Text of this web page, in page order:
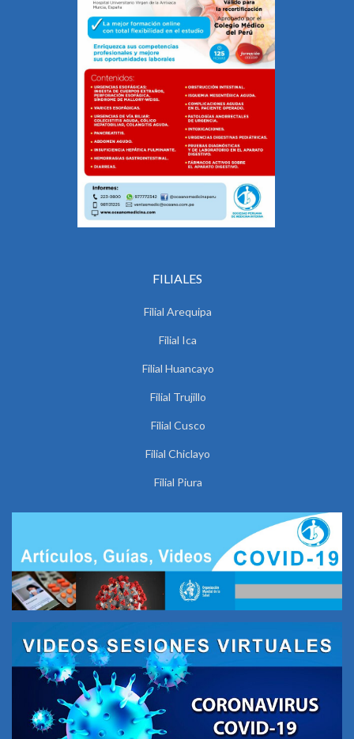
FILIALES
Filial Arequipa
Filial Ica
Filial Huancayo
Filial Trujillo
Filial Cusco
Filial Chiclayo
Filial Piura